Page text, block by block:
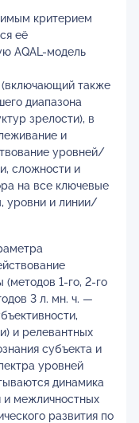
критерием
её
AQAL-модель
(включающий также
диапазона
зрелости), в
и
уровней/
сложности и
на все ключевые
уровни и линии/
(методов 1-го, 2-го
3 л. мн. ч. —
и релевантных
субъекта и
уровней
динамика
и межличностных
развития по